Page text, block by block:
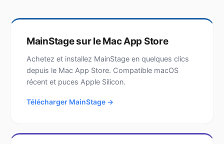
MainStage sur le Mac App Store
Achetez et installez MainStage en quelques clics
depuis le Mac App Store. Compatible macOS
récent et puces Apple Silicon.
Télécharger MainStage →